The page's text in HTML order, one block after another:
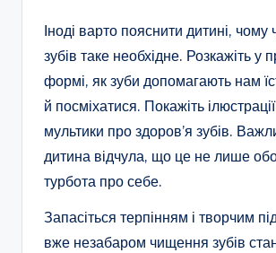
Іноді варто пояснити дитині,
зубів таке необхідне. Розкажіть у
формі, як зуби допомагають нам
й посміхатися. Покажіть
мультики про здоров’я зубів.
дитина відчула, що це не лише
турбота про себе.
Запасіться терпінням і творчим
вже незабаром чищення зубів